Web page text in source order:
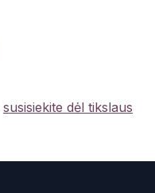
susisiekite dėl tikslaus